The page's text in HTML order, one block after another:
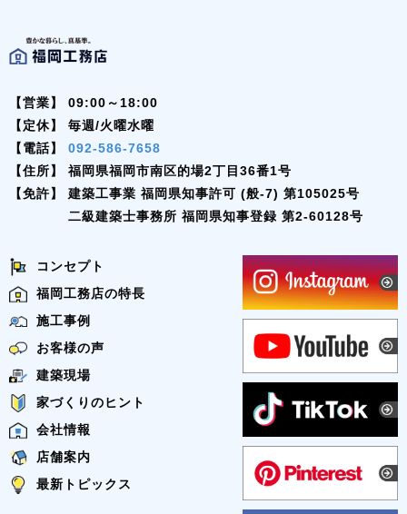
【営業】
09:00～18:00
【定休】
毎週/火曜水曜
【電話】
092-586-7658
【住所】
福岡県福岡市南区的場2丁目36番1号
【免許】
建築工事業 福岡県知事許可 (般-7) 第105025号
二級建築士事務所 福岡県知事登録 第2-60128号
コンセプト
福岡工務店の特長
施工事例
お客様の声
建築現場
家づくりのヒント
会社情報
店舗案内
最新トピックス